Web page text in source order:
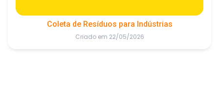
Coleta de Resíduos para Indústrias
Criado em 22/05/2026